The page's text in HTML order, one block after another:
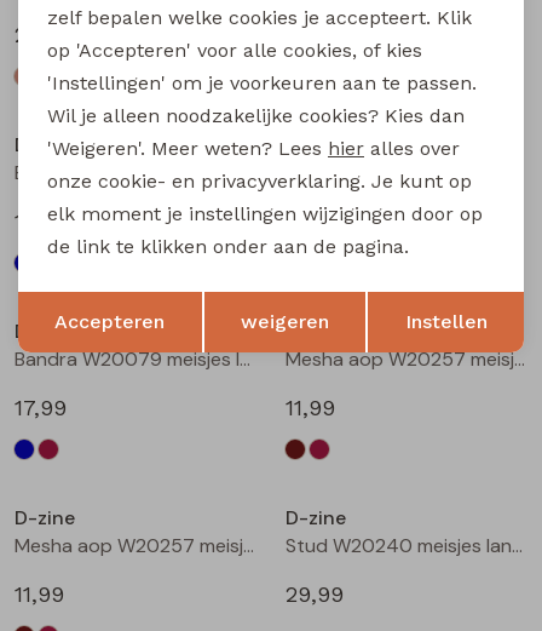
24,99
19,99
D-zine
Bailee W20080 meisjes sweatshirt Wijnrood
19,99
D-zine
17,99
D-zine
Bandra W20079 meisjes lange broek Wijnrood
17,99
D-zine
Mesha aop W20257 meisjes t-shirts lange mouw Bruin donker
11,99
D-zine
Mesha aop W20257 meisjes t-shirts lange mouw Wijnrood
11,99
D-zine
Stud W20240 meisjes lange broek Denim grey
29,99
Terug Opslaan
zelf bepalen welke cookies je accepteert. Klik
op 'Accepteren' voor alle cookies, of kies
'Instellingen' om je voorkeuren aan te passen.
Wil je alleen noodzakelijke cookies? Kies dan
'Weigeren'. Meer weten? Lees hier alles over
onze cookie- en privacyverklaring. Je kunt op
elk moment je instellingen wijzigingen door op
de link te klikken onder aan de pagina.
Accepteren weigeren Instellen